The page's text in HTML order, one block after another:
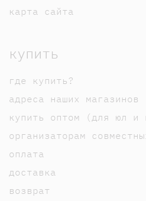
карта сайта
купить
где купить?
адреса наших магазинов
купить оптом (для юл и
организаторам
оплата
доставка
возврат